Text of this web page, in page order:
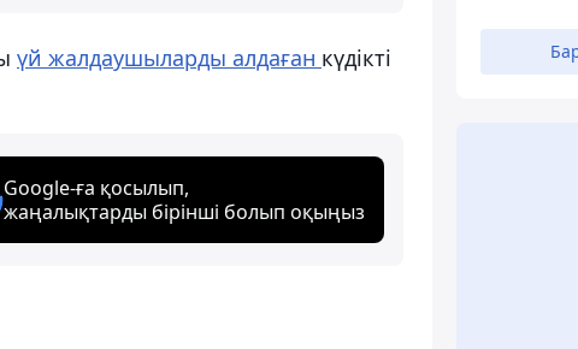
үй жалдаушыларды алдаған күдікті
Google-ға қосылып,
жаңалықтарды бірінші болып оқыңыз